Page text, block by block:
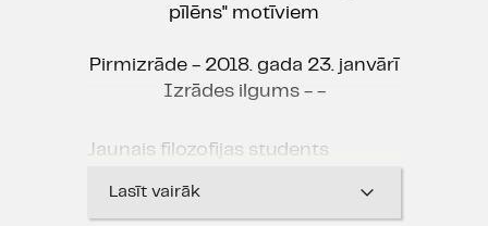
pīlēns" motīviem
Pirmizrāde - 2018. gada 23. janvārī
Izrādes ilgums - -
Jaunais filozofijas students
nelaimīgs. Savā dzimšanas dienas
Lasīt vairāk